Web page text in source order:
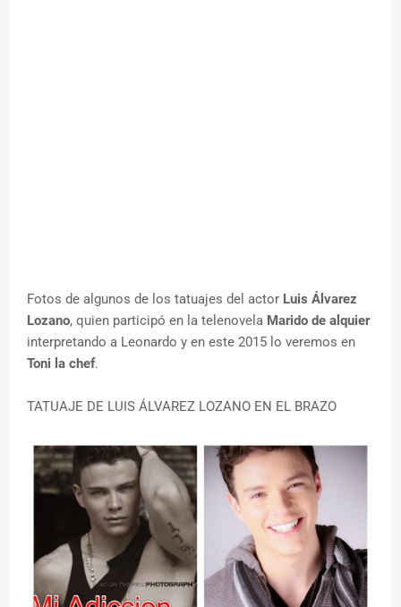
Fotos de algunos de los tatuajes del actor Luis Álvarez
Lozano, quien participó en la telenovela Marido de alquier
interpretando a Leonardo y en este 2015 lo veremos en
Toni la chef.
TATUAJE DE LUIS ÁLVAREZ LOZANO EN EL BRAZO